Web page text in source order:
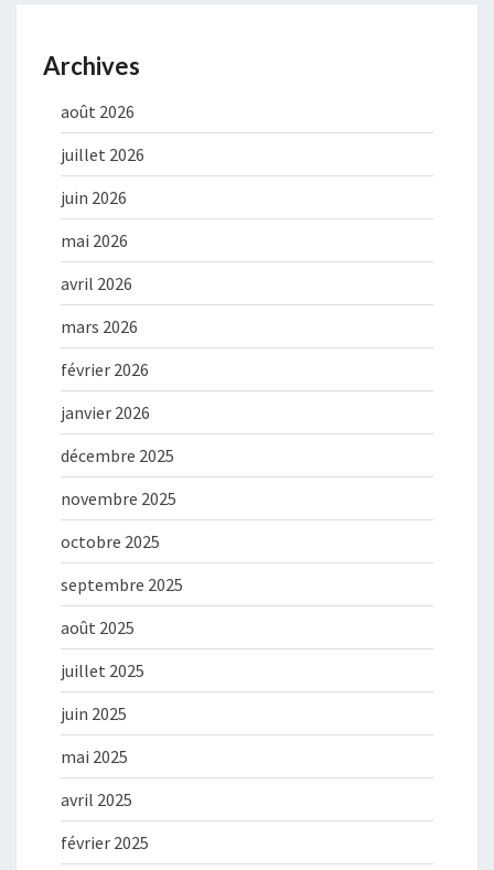
Archives
août 2026
juillet 2026
juin 2026
mai 2026
avril 2026
mars 2026
février 2026
janvier 2026
décembre 2025
novembre 2025
octobre 2025
septembre 2025
août 2025
juillet 2025
juin 2025
mai 2025
avril 2025
février 2025